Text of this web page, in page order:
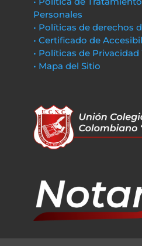
Personales
• Políticas de derechos
• Certificado de
• Políticas de Privacidad
• Mapa del Sitio